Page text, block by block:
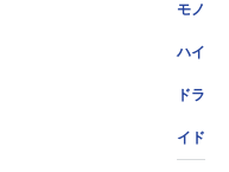
モノ
ハイ
ドラ
イド